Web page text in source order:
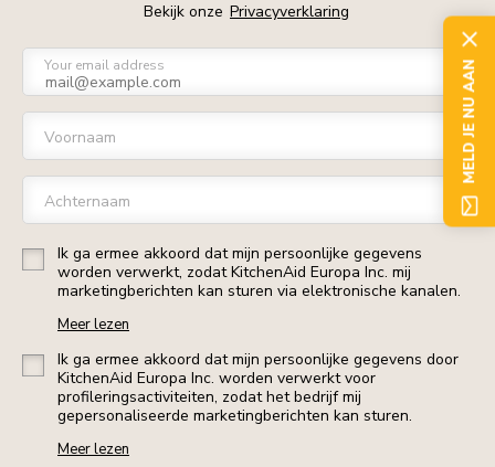
Bekijk onze Privacyverklaring
Your email address
Voornaam
Achternaam
Ik ga ermee akkoord dat mijn persoonlijke gegevens
worden verwerkt, zodat KitchenAid Europa Inc. mij
marketingberichten kan sturen via elektronische kanalen.
Meer lezen
Ik ga ermee akkoord dat mijn persoonlijke gegevens door
KitchenAid Europa Inc. worden verwerkt voor
profileringsactiviteiten, zodat het bedrijf mij
gepersonaliseerde marketingberichten kan sturen.
Meer lezen
MELD JE NU AAN